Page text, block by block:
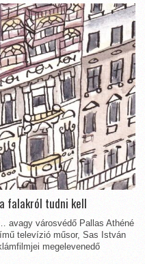
falakról tudni kell
avagy városvédő Pallas Athéné
televízió műsor, Sas István
megelevenedő